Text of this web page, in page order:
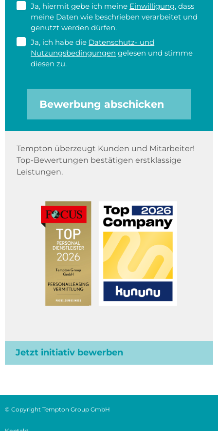
Ja, hiermit gebe ich meine Einwilligung, dass
meine Daten wie beschrieben verarbeitet und
genutzt werden dürfen.
Ja, ich habe die Datenschutz- und
Nutzungsbedingungen gelesen und stimme
diesen zu.
Bewerbung abschicken
Tempton überzeugt Kunden und Mitarbeiter!
Top-Bewertungen bestätigen erstklassige
Leistungen.
Jetzt initiativ bewerben
© Copyright Tempton Group GmbH